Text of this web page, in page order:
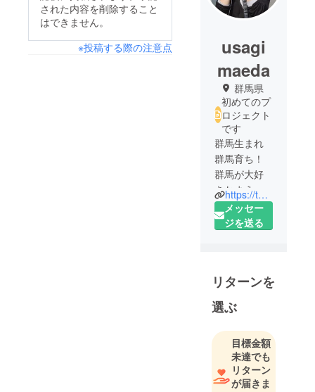
された内容を削除すること
はできません。
※投稿する際の注意点
usagi
maeda
群馬県
初めてのプ
ロジェクト
です
群馬生まれ
群馬育ち！
群馬が大好
きなまえだ
うさぎと申
します！
ドアです！
よろしくお
願いしま
す！！
https://twitter.com/RC_usagiGOYA
メッセー
ジを送る
リターンを
選ぶ
目標金額
未達でも
リターン
が届きま